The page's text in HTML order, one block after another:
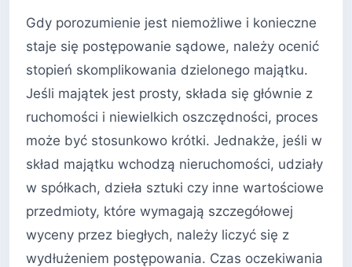
Gdy porozumienie jest niemożliwe i konieczne
staje się postępowanie sądowe, należy ocenić
stopień skomplikowania dzielonego majątku.
Jeśli majątek jest prosty, składa się głównie z
ruchomości i niewielkich oszczędności, proces
może być stosunkowo krótki. Jednakże, jeśli w
skład majątku wchodzą nieruchomości, udziały
w spółkach, dzieła sztuki czy inne wartościowe
przedmioty, które wymagają szczegółowej
wyceny przez biegłych, należy liczyć się z
wydłużeniem postępowania. Czas oczekiwania